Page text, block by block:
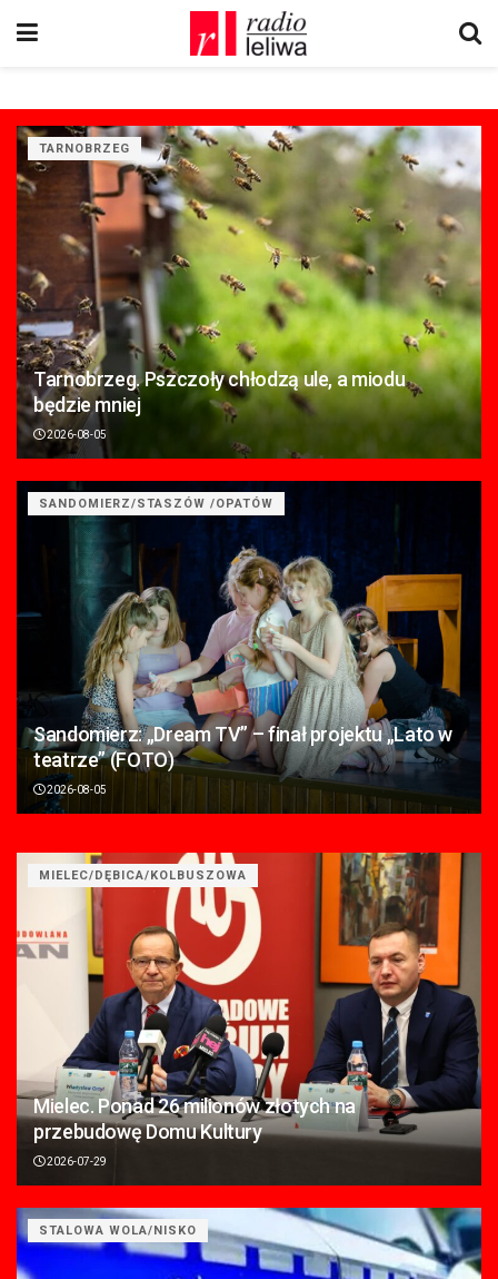
TARNOBRZEG
Tarnobrzeg. Pszczoły chłodzą ule, a miodu
będzie mniej
2026-08-05
SANDOMIERZ/STASZÓW /OPATÓW
Sandomierz: „Dream TV” – finał projektu „Lato w
teatrze” (FOTO)
2026-08-05
MIELEC/DĘBICA/KOLBUSZOWA
Mielec. Ponad 26 milionów złotych na
przebudowę Domu Kultury
2026-07-29
STALOWA WOLA/NISKO